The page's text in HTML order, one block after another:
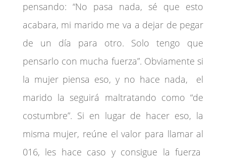
pensando: “No pasa nada, sé que esto
acabara, mi marido me va a dejar de pegar
de un día para otro. Solo tengo que
pensarlo con mucha fuerza”. Obviamente si
la mujer piensa eso, y no hace nada, el
marido la seguirá maltratando como “de
costumbre”. Si en lugar de hacer eso, la
misma mujer, reúne el valor para llamar al
016, les hace caso y consigue la fuerza